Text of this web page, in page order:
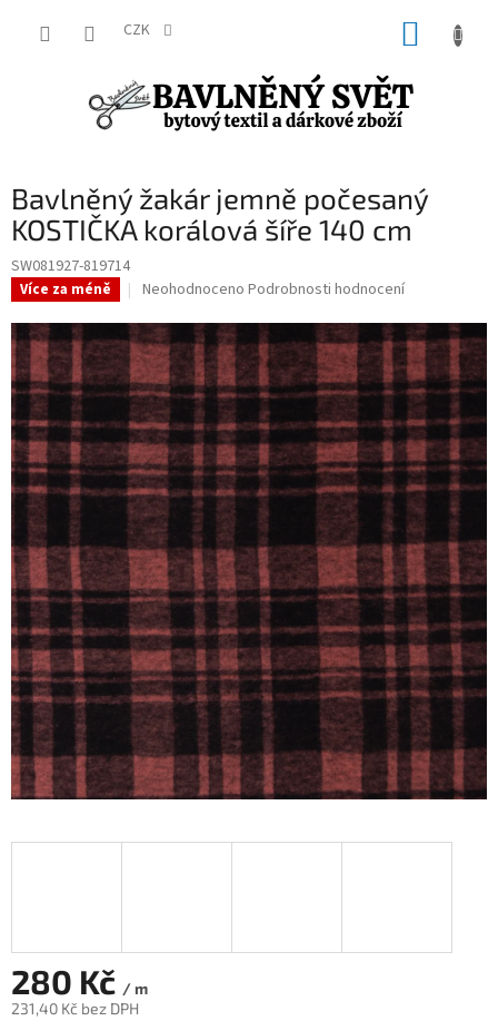
CZK
Bavlněný žakár jemně počesaný
KOSTIČKA korálová šíře 140 cm
SW081927-819714
Více za méně
Průměrné
produktu
je
0,0
z
5
hvězdiček.
Neohodnoceno Podrobnosti hodnocení
280 Kč / m
231,40 Kč bez DPH